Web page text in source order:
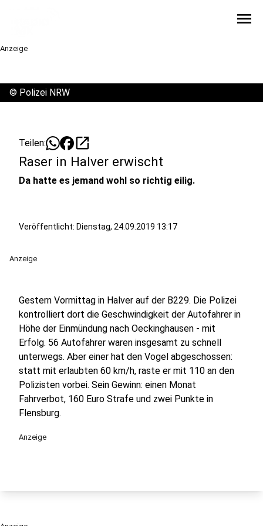
menu
Anzeige
© Polizei NRW
Teilen: open_in_new
Raser in Halver erwischt
Da hatte es jemand wohl so richtig eilig.
Veröffentlicht: Dienstag, 24.09.2019 13:17
Anzeige
Gestern Vormittag in Halver auf der B229. Die Polizei
kontrolliert dort die Geschwindigkeit der Autofahrer in
Höhe der Einmündung nach Oeckinghausen - mit
Erfolg. 56 Autofahrer waren insgesamt zu schnell
unterwegs. Aber einer hat den Vogel abgeschossen:
statt mit erlaubten 60 km/h, raste er mit 110 an den
Polizisten vorbei. Sein Gewinn: einen Monat
Fahrverbot, 160 Euro Strafe und zwei Punkte in
Flensburg.
Anzeige